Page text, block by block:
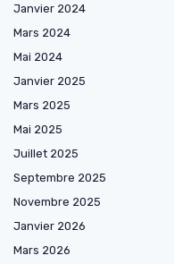
Janvier 2024
Mars 2024
Mai 2024
Janvier 2025
Mars 2025
Mai 2025
Juillet 2025
Septembre 2025
Novembre 2025
Janvier 2026
Mars 2026